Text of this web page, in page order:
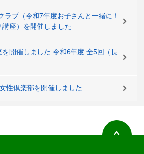
ラブ（令和7年度お子さんと一緒に！
座）を開催しました
開催しました 令和6年度 全5回（長
性倶楽部を開催しました